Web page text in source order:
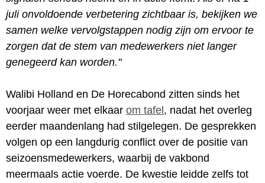
juli onvoldoende verbetering zichtbaar is, bekijken we
samen welke vervolgstappen nodig zijn om ervoor te
zorgen dat de stem van medewerkers niet langer
genegeerd kan worden."
Walibi Holland en De Horecabond zitten sinds het
voorjaar weer met elkaar om tafel, nadat het overleg
eerder maandenlang had stilgelegen. De gesprekken
volgen op een langdurig conflict over de positie van
seizoensmedewerkers, waarbij de vakbond
meermaals actie voerde. De kwestie leidde zelfs tot